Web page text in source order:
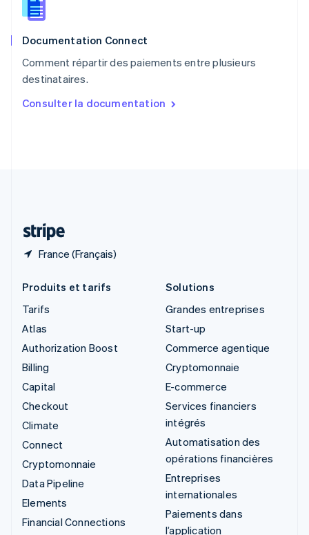
Documentation Connect
Comment répartir des paiements entre plusieurs
destinataires.
Consulter la documentation
France (Français)
Roumanie
Royaume-Uni
Singapour
English简体中文
English
Produits et tarifs
Tarifs
Atlas
Authorization Boost
Billing
Capital
Checkout
Climate
Connect
Cryptomonnaie
Data Pipeline
Elements
Financial Connections
Solutions
Grandes entreprises
Start-up
Commerce agentique
Cryptomonnaie
E-commerce
Services financiers
intégrés
Automatisation des
opérations financières
Entreprises
internationales
Paiements dans
l’application